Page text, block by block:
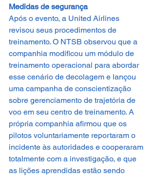
Medidas de segurança
Após o evento, a United Airlines
revisou seus procedimentos de
treinamento. O NTSB observou que a
companhia modificou um módulo de
treinamento operacional para abordar
esse cenário de decolagem e lançou
uma campanha de conscientização
sobre gerenciamento de trajetória de
voo em seu centro de treinamento. A
própria companhia afirmou que os
pilotos voluntariamente reportaram o
incidente às autoridades e cooperaram
totalmente com a investigação, e que
as lições aprendidas estão sendo